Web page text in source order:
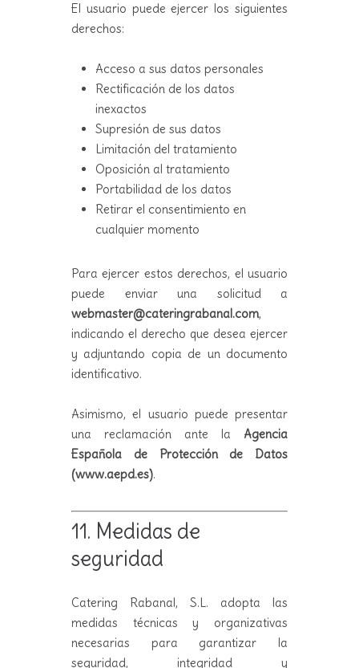
El usuario puede ejercer los siguientes
derechos:
Acceso a sus datos personales
Rectificación de los datos
inexactos
Supresión de sus datos
Limitación del tratamiento
Oposición al tratamiento
Portabilidad de los datos
Retirar el consentimiento en
cualquier momento
Para ejercer estos derechos, el usuario
puede enviar una solicitud a
webmaster@cateringrabanal.com,
indicando el derecho que desea ejercer
y adjuntando copia de un documento
identificativo.
Asimismo, el usuario puede presentar
una reclamación ante la Agencia
Española de Protección de Datos
(www.aepd.es).
11. Medidas de
seguridad
Catering Rabanal, S.L. adopta las
medidas técnicas y organizativas
necesarias para garantizar la
seguridad, integridad y